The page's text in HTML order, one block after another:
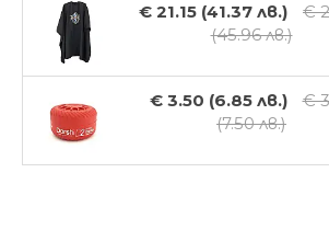
€ 21.15 (41.37 лв.)
€
(45.96 лв.)
€ 3.50 (6.85 лв.)
€
(7.50 лв.)